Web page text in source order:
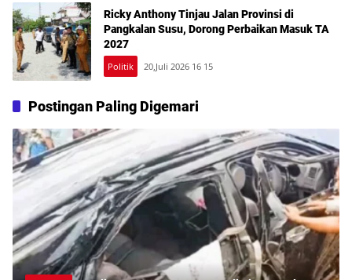
Ricky Anthony Tinjau Jalan Provinsi di
Pangkalan Susu, Dorong Perbaikan Masuk TA
2027
Politik 20,Juli 2026 16 15
Postingan Paling Digemari